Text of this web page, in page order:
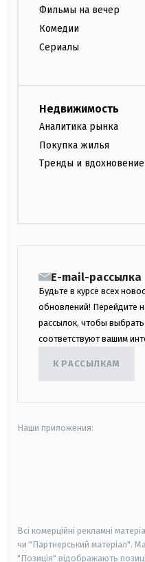
Фильмы на вечер
Комедии
Сериалы
Недвижимость
Аналитика рынка
Покупка жилья
Тренды и вдохновение
E-mail-рассылка
Будьте в курсе всех
обновлений! Перейдите
рассылок, чтобы
соответствуют вашим
К РАССЫЛКАМ
Наши приложения:
Всі комерційні рекламні
чи "Партнерський матеріал".
"Позиція" відображають